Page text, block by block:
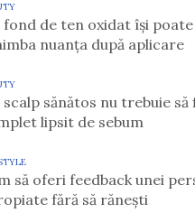
fond de ten oxidat își poate
nuanța după aplicare
scalp sănătos nu trebuie să
lipsit de sebum
să oferi feedback unei
fără să rănești